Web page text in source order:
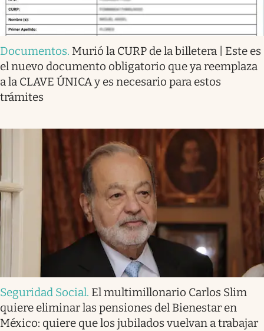
Documentos. Murió la CURP de la billetera | Este es
el nuevo documento obligatorio que ya reemplaza
a la CLAVE ÚNICA y es necesario para estos
trámites
Seguridad Social. El multimillonario Carlos Slim
quiere eliminar las pensiones del Bienestar en
México: quiere que los jubilados vuelvan a trabajar